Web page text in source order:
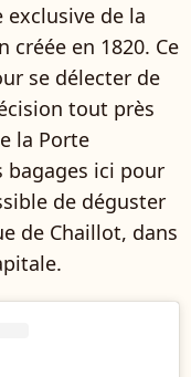
de la
créée en 1820. Ce
se délecter de
tout près
la Porte
bagages ici pour
de déguster
de Chaillot, dans